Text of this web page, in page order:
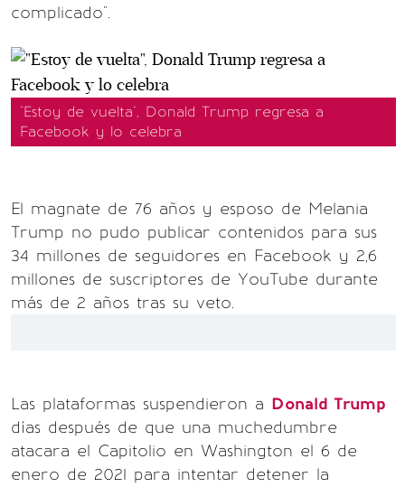
complicado".
"Estoy de vuelta", Donald Trump regresa a
Facebook y lo celebra
El magnate de 76 años y esposo de Melania
Trump no pudo publicar contenidos para sus
34 millones de seguidores en Facebook y 2,6
millones de suscriptores de YouTube durante
más de 2 años tras su veto.
Las plataformas suspendieron a Donald Trump
días después de que una muchedumbre
atacara el Capitolio en Washington el 6 de
enero de 2021 para intentar detener la